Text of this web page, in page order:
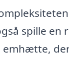
spille en
emhætte,